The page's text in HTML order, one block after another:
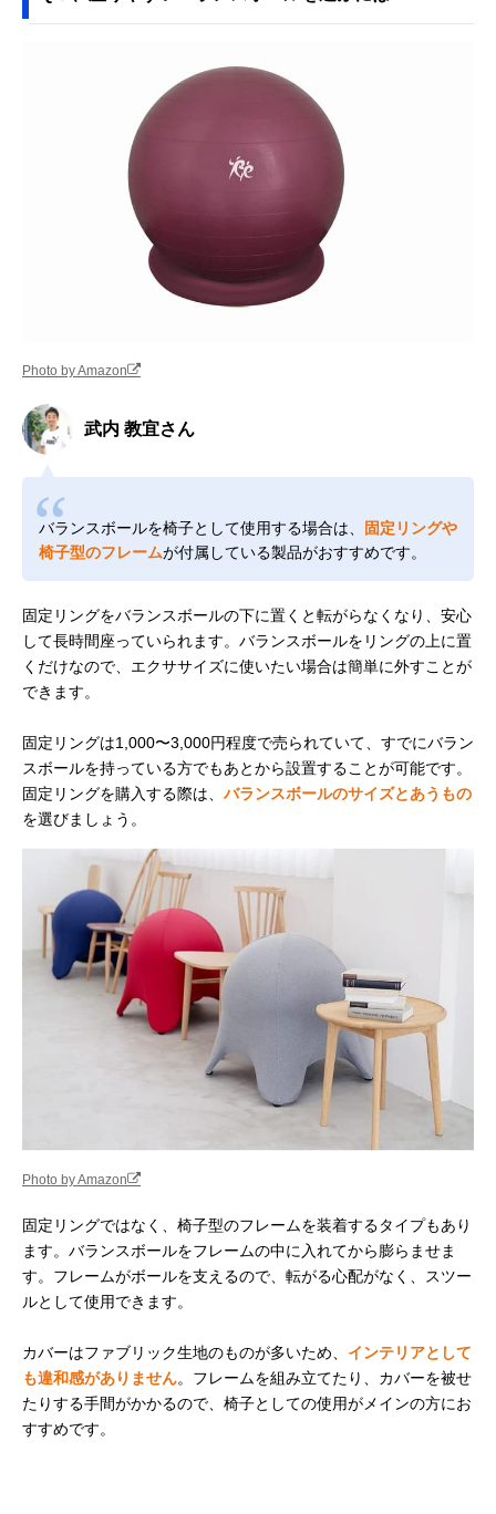
Photo by Amazon
武内 教宜さん
バランスボールを椅子として使用する場合は、
固定リングや
椅子型のフレームが付属している製品がおすすめです。
固定リングをバランスボールの下に置くと転がらなくなり、安心
して長時間座っていられます。バランスボールをリングの上に置
くだけなので、エクササイズに使いたい場合は簡単に外すことが
できます。
固定リングは1,000〜3,000円程度で売られていて、すでにバラン
スボールを持っている方でもあとから設置することが可能です。
固定リングを購入する際は、 バランスボールのサイズとあうもの
を選びましょう。
Photo by Amazon
固定リングではなく、椅子型のフレームを装着するタイプもあり
ます。バランスボールをフレームの中に入れてから膨らませま
す。フレームがボールを支えるので、転がる心配がなく、スツー
ルとして使用できます。
カバーはファブリック生地のものが多いため、 インテリアとして
も違和感がありません。フレームを組み立てたり、カバーを被せ
たりする手間がかかるので、椅子としての使用がメインの方にお
すすめです。